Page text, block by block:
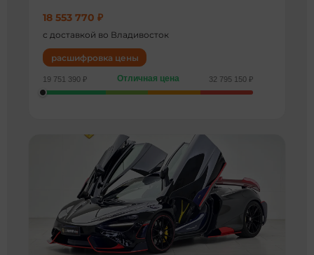
18 553 770 ₽
с доставкой во Владивосток
расшифровка цены
19 751 390 ₽ Отличная цена 32 795 150 ₽